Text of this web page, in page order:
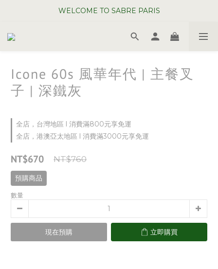
WELCOME TO SABRE PARIS
WELCOME TO SABRE PARIS
夏日年中慶全館 88 折
Icone 60s 風華年代 | 主餐叉
子 | 深鐵灰
全店，台灣地區 l 消費滿800元享免運
全店，港澳亞太地區 l 消費滿3000元享免運
NT$670 NT$760
預購商品
數量
現在預購 立即購買